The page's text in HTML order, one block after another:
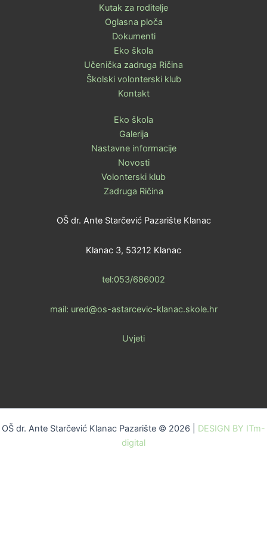
Kutak za roditelje
Oglasna ploča
Dokumenti
Eko škola
Učenička zadruga Ričina
Školski volonterski klub
Kontakt
Eko škola
Galerija
Nastavne informacije
Novosti
Volonterski klub
Zadruga Ričina
OŠ dr. Ante Starčević Pazarište Klanac
Klanac 3, 53212 Klanac
tel:053/686002
mail: ured@os-astarcevic-klanac.skole.hr
Uvjeti
OŠ dr. Ante Starčević Klanac Pazarište © 2026 | DESIGN BY ITm-
digital